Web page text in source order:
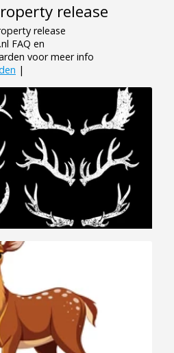
release
release
FAQ en
voor meer info
|